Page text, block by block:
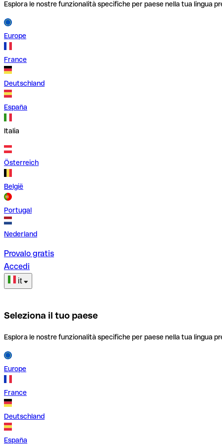
Esplora le nostre funzionalità specifiche per paese nella tua lingua
Europe
France
Deutschland
España
Italia
Österreich
België
Portugal
Nederland
Provalo gratis
Accedi
it
Seleziona il tuo paese
Esplora le nostre funzionalità specifiche per paese nella tua lingua
Europe
France
Deutschland
España